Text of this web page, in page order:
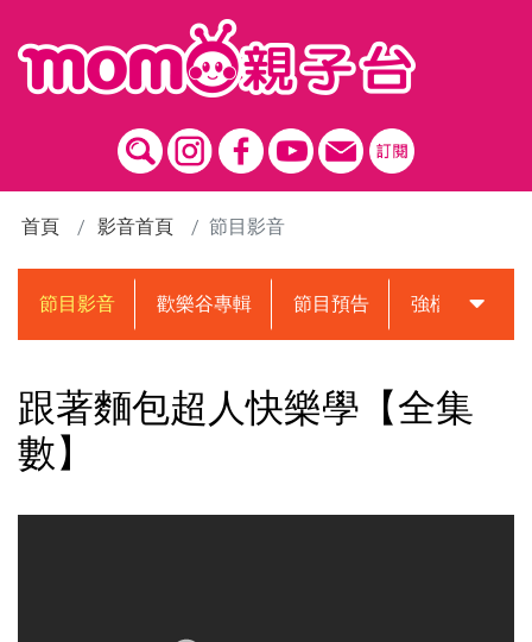
首頁 影音首頁 節目影音
節目影音 歡樂谷專輯 節目預告 強檔動畫預告
跟著麵包超人快樂學【全集
數】